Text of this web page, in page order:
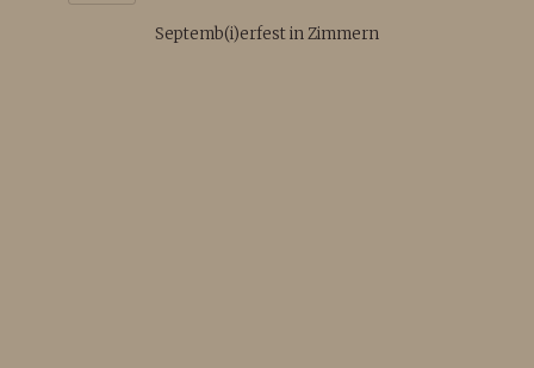
Septemb(i)erfest in Zimmern